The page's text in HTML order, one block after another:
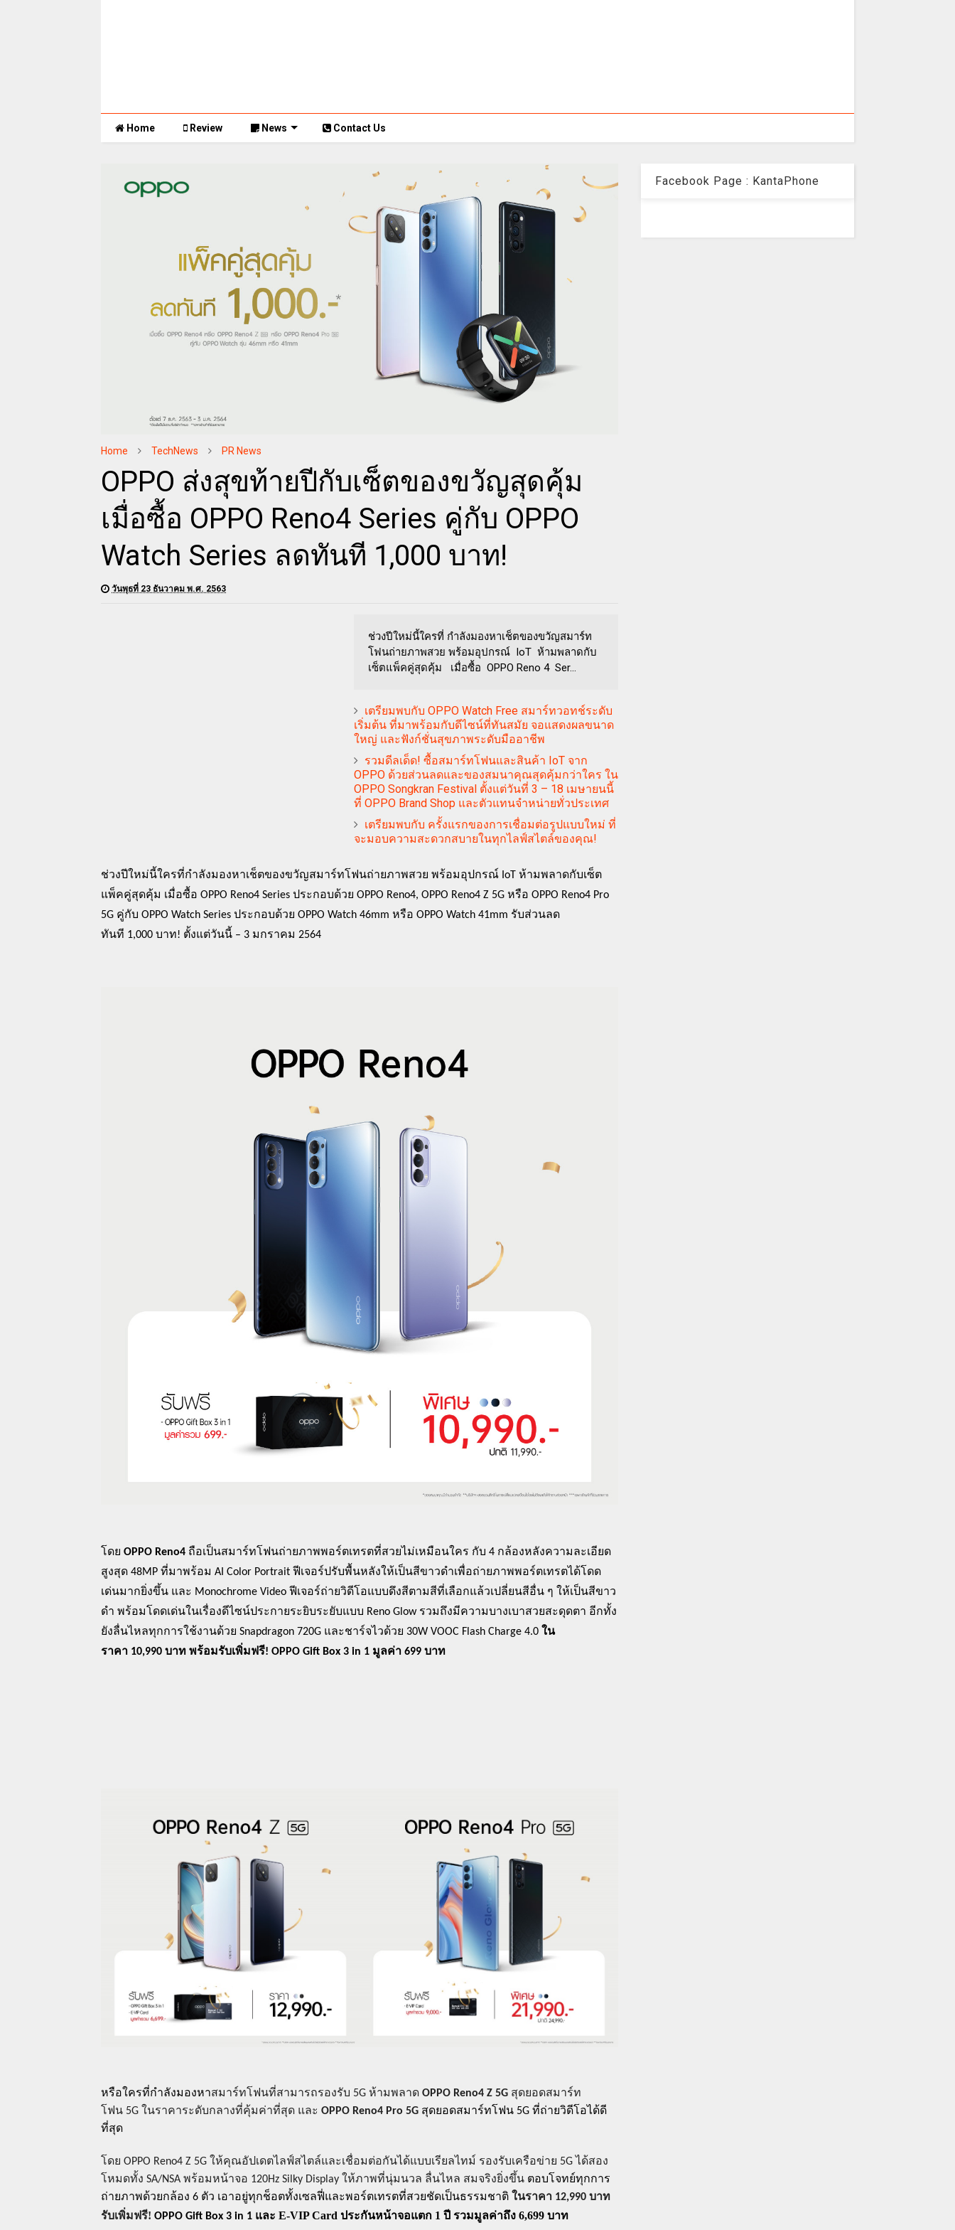
Home Review News Contact Us
Home TechNews PR News
OPPO ส่งสุขท้ายปีกับเซ็ตของขวัญสุดคุ้ม
เมื่อซื้อ OPPO Reno4 Series คู่กับ OPPO
Watch Series ลดทันที 1,000 บาท!
วันพุธที่ 23 ธันวาคม พ.ศ. 2563
ช่วงปีใหม่นี้ใครที่ กำลังมองหาเช็ตของขวัญสมาร์ท
โฟนถ่ายภาพสวย พร้อมอุปกรณ์ IoT ห้ามพลาดกับ
เซ็ตแพ็คคู่สุดคุ้ม เมื่อซื้อ OPPO Reno 4 Ser...
เตรียมพบกับ OPPO Watch Free สมาร์ทวอทช์ระดับ
เริ่มต้น ที่มาพร้อมกับดีไซน์ที่ทันสมัย จอแสดงผลขนาด
ใหญ่ และฟังก์ชั่นสุขภาพระดับมืออาชีพ
รวมดีลเด็ด! ซื้อสมาร์ทโฟนและสินค้า IoT จาก
OPPO ด้วยส่วนลดและของสมนาคุณสุดคุ้มกว่าใคร ใน
OPPO Songkran Festival ตั้งแต่วันที่ 3 – 18 เมษายนนี้
ที่ OPPO Brand Shop และตัวแทนจำหน่ายทั่วประเทศ
เตรียมพบกับ ครั้งแรกของการเชื่อมต่อรูปแบบใหม่ ที่
จะมอบความสะดวกสบายในทุกไลฟ์สไตล์ของคุณ!
ช่วงปีใหม่นี้ใครที่กำลังมองหาเช็ตของขวัญสมาร์ทโฟนถ่ายภาพสวย พร้อมอุปกรณ์ IoT ห้ามพลาดกับเซ็ต
แพ็คคู่สุดคุ้ม เมื่อซื้อ OPPO Reno4 Series ประกอบด้วย OPPO Reno4, OPPO Reno4 Z 5G หรือ OPPO Reno4 Pro
5G คู่กับ OPPO Watch Series ประกอบด้วย OPPO Watch 46mm หรือ OPPO Watch 41mm รับส่วนลด
ทันที 1,000 บาท! ตั้งแต่วันนี้ – 3 มกราคม 2564
โดย OPPO Reno4 ถือเป็นสมาร์ทโฟนถ่ายภาพพอร์ตเทรตที่สวยไม่เหมือนใคร กับ 4 กล้องหลังความละเอียด
สูงสุด 48MP ที่มาพร้อม AI Color Portrait ฟีเจอร์ปรับพื้นหลังให้เป็นสีขาวดำเพื่อถ่ายภาพพอร์ตเทรตได้โดด
เด่นมากยิ่งขึ้น และ Monochrome Video ฟีเจอร์ถ่ายวิดีโอแบบดึงสีตามสีที่เลือกแล้วเปลี่ยนสีอื่น ๆ ให้เป็นสีขาว
ดำ พร้อมโดดเด่นในเรื่องดีไซน์ประกายระยิบระยับแบบ Reno Glow รวมถึงมีความบางเบาสวยสะดุดตา อีกทั้ง
ยังลื่นไหลทุกการใช้งานด้วย Snapdragon 720G และชาร์จไวด้วย 30W VOOC Flash Charge 4.0 ใน
ราคา 10,990 บาท พร้อมรับเพิ่มฟรี! OPPO Gift Box 3 in 1 มูลค่า 699 บาท
หรือใครที่กำลังมองหาสมาร์ทโฟนที่สามารถรองรับ 5G ห้ามพลาด OPPO Reno4 Z 5G สุดยอดสมาร์ท
โฟน 5G ในราคาระดับกลางที่คุ้มค่าที่สุด และ OPPO Reno4 Pro 5G สุดยอดสมาร์ทโฟน 5G ที่ถ่ายวิดีโอได้ดี
ที่สุด
โดย OPPO Reno4 Z 5G ให้คุณอัปเดตไลฟ์สไตล์และเชื่อมต่อกันได้แบบเรียลไทม์ รองรับเครือข่าย 5G ได้สอง
โหมดทั้ง SA/NSA พร้อมหน้าจอ 120Hz Silky Display ให้ภาพที่นุ่มนวล ลื่นไหล สมจริงยิ่งขึ้น ตอบโจทย์ทุกการ
ถ่ายภาพด้วยกล้อง 6 ตัว เอาอยู่ทุกช็อตทั้งเซลฟี่และพอร์ตเทรตที่สวยชัดเป็นธรรมชาติ ในราคา 12,990 บาท
รับเพิ่มฟรี! OPPO Gift Box 3 in 1 และ E-VIP Card ประกันหน้าจอแตก 1 ปี รวมมูลค่าถึง 6,699 บาท
Facebook Page : KantaPhone